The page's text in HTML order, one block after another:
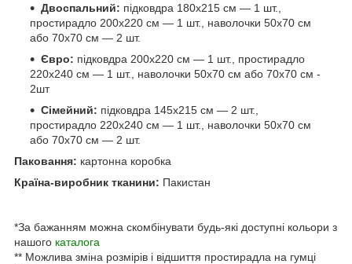
Двоспальний: підковдра 180х215 см — 1 шт.,
простирадло 200х220 см — 1 шт., наволочки 50х70 см
або 70х70 см — 2 шт.
Євро: підковдра 200х220 см — 1 шт., простирадло
220х240 см — 1 шт., наволочки 50х70 см або 70х70 см -
2шт
Сімейний: підковдра 145х215 см — 2 шт.,
простирадло 220х240 см — 1 шт., наволочки 50х70 см
або 70х70 см — 2 шт.
Паковання: картонна коробка
Країна-виробник тканини: Пакистан
*За бажанням можна скомбінувати будь-які доступні кольори з
нашого каталога
** Можлива зміна розмірів і відшиття простирадла на гумці